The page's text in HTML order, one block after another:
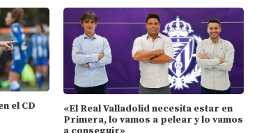
el CD
«El Real Valladolid necesita estar en
Primera, lo vamos a pelear y lo vamos